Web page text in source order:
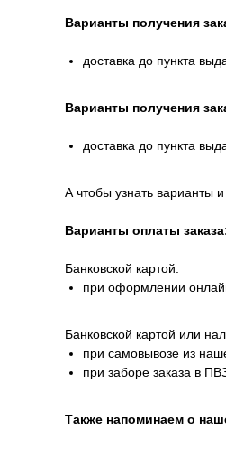
Варианты получения
доставка до пункта
Варианты получения
доставка до пункта
А чтобы узнать варианты
Варианты оплаты
Банковской картой:
при оформлении
Банковской картой или
при самовывозе из
при заборе заказа в
Также напоминаем о